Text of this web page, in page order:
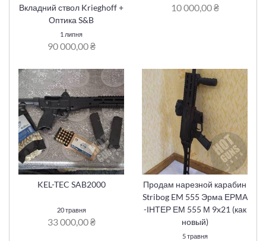
Вкладний ствол Krieghoff +
Оптика S&B
1 липня
90 000,00 ₴
10 000,00 ₴
KEL-TEC SAB2000
20 травня
33 000,00 ₴
Продам нарезной карабин
Stribog EM 555 Эрма ЕРМА
-ІНТЕР ЕМ 555 М 9x21 (как
новый)
5 травня